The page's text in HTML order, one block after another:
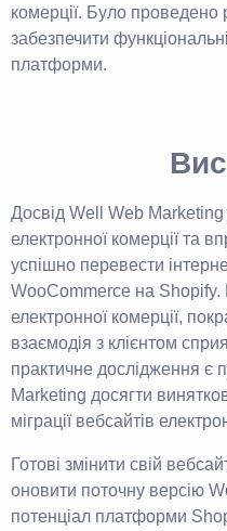
комерції. Було
забезпечити
платформи.
Досвід Well Web Marketing
електронної комерції та
успішно перевести
WooCommerce на Shopify.
електронної комерції,
взаємодія з клієнтом
практичне дослідження є
Marketing досягти
міграції вебсайтів
Готові змінити свій
оновити поточну версію
потенціал платформи